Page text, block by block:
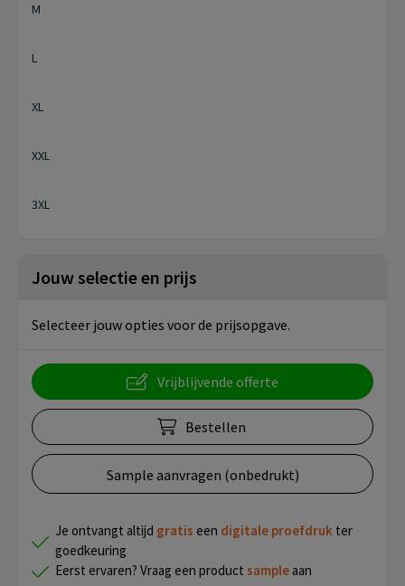
M
L
XL
XXL
3XL
Jouw selectie en prijs
Selecteer jouw opties voor de prijsopgave.
Vrijblijvende offerte
Bestellen
Sample aanvragen (onbedrukt)
Je ontvangt altijd gratis een digitale proefdruk ter
goedkeuring
Eerst ervaren? Vraag een product sample aan